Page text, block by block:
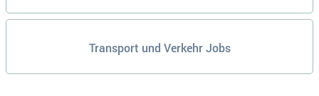
Transport und Verkehr Jobs